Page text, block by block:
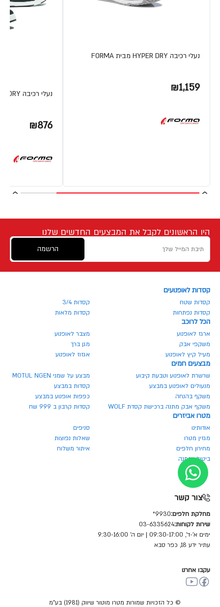
נעלי רכיבה HYPER DRY מבית FORMA
₪1,159 נעלי רכיבה SWIFT DRY מבית FORMA
₪876
היו הראשונים לקבל את המבצעים החדשים שלנו
הרשמה
קסדות לאופנועים
קסדות שטח
קסדות 3/4
קסדות נפתחות
קסדות מלאות
הכל לרוכב
ארגז לאופנוע
מצבר לאופנוע
משקפי אבק
מגן ברך
מעיל קיץ לאופנוע
אגזוז לאופנוע
מבצעים חמים
שרשרת לאופנוע וטבעת קיבוע
מבצע על שמני MOTUL NGEN
מנעולים לאופנוע במבצע
קסדות במבצע
משקף בהנחה
כפפות אופנוע במבצע
משקף אבק מתנה ברכישת קסדת WOLF
קסדות קרבון ב 999 שח
מטרו אביזרים
אודותינו
סניפים
מגזין מטרו
שאלות נפוצות
מחירון חלפים
איתור משלוח
ביטול הזמנה
צור קשר
מחלקת חלפים:9930*
שירות לקוחות:03-6335624
ימים א'-ד', 09:30-17:00 | יום ה' 9:30-16:00
עתיר ידע 18, כפר סבא
עקבו אחרנו
© כל הזכויות שמורות מטרו מוטור שיווק (1981) בע"מ